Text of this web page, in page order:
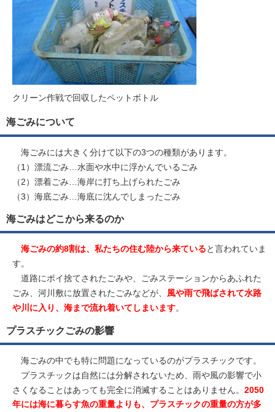
クリーン作戦で回収したペットボトル
海ごみについて
海ごみには大きく分けて以下の3つの種類があります。
（1）漂流ごみ…水面や水中に浮かんでいるごみ
（2）漂着ごみ…海岸に打ち上げられたごみ
（3）海底ごみ…海底に沈んでしまったごみ
海ごみはどこから来るのか
海ごみの約8割は、私たちの住む陸から来ていると言われていま
す。
道路にポイ捨てされたごみや、ごみステーションからあふれた
ごみ、河川敷に放置されたごみなどが、 風や雨で飛ばされて水路
や川に入り、海まで流れ着いてしまいます。
プラスチックごみの影響
海ごみの中でも特に問題になっているのがプラスチックです。
プラスチックは自然には分解されないため、雨や風の影響で小
さくなることはあっても完全に消滅することはありません。 2050
年には海に暮らす魚の重量よりも、プラスチックの重量の方が多